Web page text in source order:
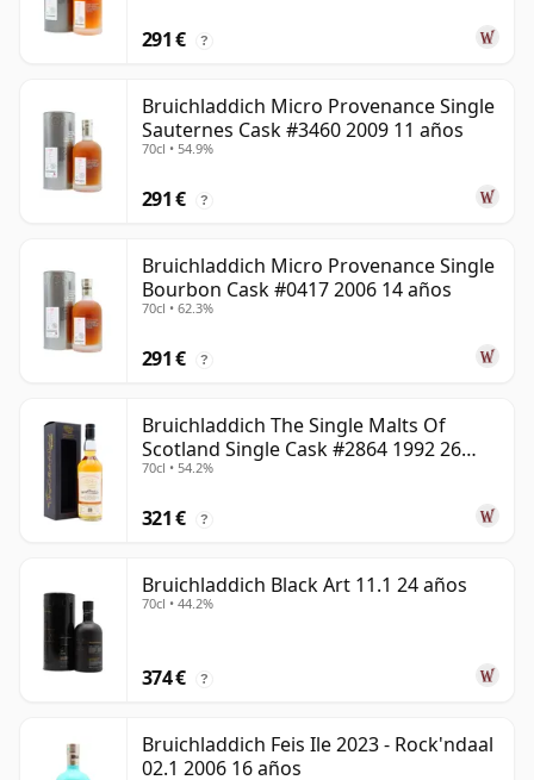
291 € ?
Bruichladdich Micro Provenance Single
Sauternes Cask #3460 2009 11 años
70cl • 54.9%
291 € ?
Bruichladdich Micro Provenance Single
Bourbon Cask #0417 2006 14 años
70cl • 62.3%
291 € ?
Bruichladdich The Single Malts Of
Scotland Single Cask #2864 1992 26
años
70cl • 54.2%
321 € ?
Bruichladdich Black Art 11.1 24 años
70cl • 44.2%
374 € ?
Bruichladdich Feis Ile 2023 - Rock'ndaal
02.1 2006 16 años